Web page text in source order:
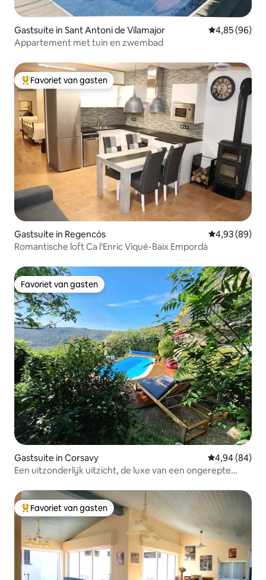
Gastsuite in Sant Antoni de Vilamajor Gemiddelde
4,85 (96)
Appartement met tuin en zwembad
Topfavoriet van gasten
Favoriet van gasten
Gastsuite in Regencós Gemiddelde
4,93 (89)
Romantische loft Ca l'Enric Viqué-Baix Empordà
Favoriet van gasten
Favoriet van gasten
Gastsuite in Corsavy Gemiddelde
4,94 (84)
Een uitzonderlijk uitzicht, de luxe van een ongerepte
Topfavoriet van gasten
Favoriet van gasten